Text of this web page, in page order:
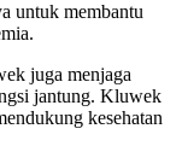
untuk membantu
juga menjaga
jantung. Kluwek
kesehatan